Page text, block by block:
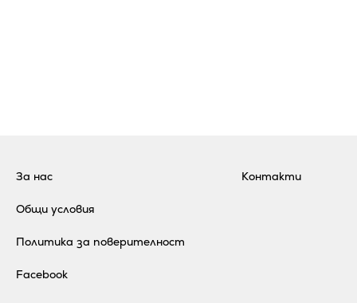
За нас
Общи условия
Политика за поверителност
Контакти
Facebook